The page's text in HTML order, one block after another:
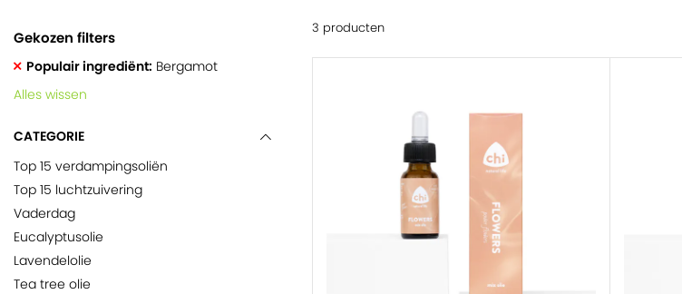
3 producten
Gekozen filters
Populair ingrediënt Bergamot
Alles wissen
CATEGORIE
Top 15 verdampingsoliën
Top 15 luchtzuivering
Vaderdag
Eucalyptusolie
Lavendelolie
Tea tree olie